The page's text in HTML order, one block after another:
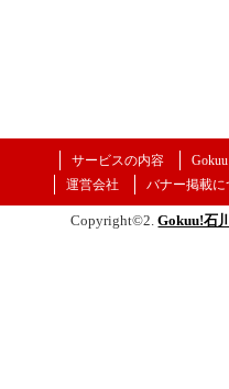
サービスの内容
運営会社
バナー掲載に
Copyright©2.Gokuu!石